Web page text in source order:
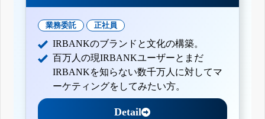
業務委託 正社員
IRBANKのブランドと文化の構築。
百万人の現IRBANKユーザーとまだ
IRBANKを知らない数千万人に対してマ
ーケティングをしてみたい方。
Detail